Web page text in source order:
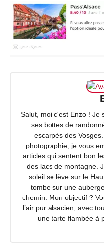
Salut, moi c'est Enzo ! Je
ses bottes de
escarpés des
photographie, je vous
articles qui sentent bon
des lacs de montagne.
soleil se lève sur le
tombe sur une
chemin. Mon objectif ?
l’air pur alsacien, avec
une tarte flambée à